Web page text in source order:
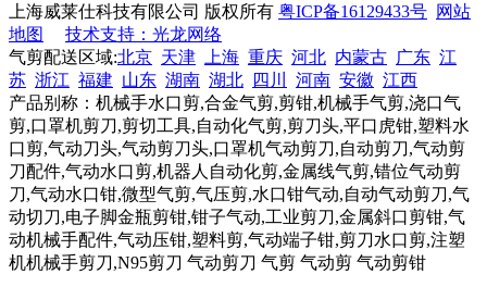
上海威莱仕科技有限公司 版权所有 粤ICP备16129433号 网站
地图
技术支持：光龙网络
气剪配送区域:北京 天津 上海 重庆 河北 内蒙古 广东 江
苏 浙江 福建 山东 湖南 湖北 四川 河南 安徽 江西
产品别称：机械手水口剪,合金气剪,剪钳,机械手气剪,浇口气
剪,口罩机剪刀,剪切工具,自动化气剪,剪刀头,平口虎钳,塑料水
口剪,气动刀头,气动剪刀头,口罩机气动剪刀,自动剪刀,气动剪
刀配件,气动水口剪,机器人自动化剪,金属线气剪,错位气动剪
刀,气动水口钳,微型气剪,气压剪,水口钳气动,自动气动剪刀,气
动切刀,电子脚金瓶剪钳,钳子气动,工业剪刀,金属斜口剪钳,气
动机械手配件,气动压钳,塑料剪,气动端子钳,剪刀水口剪,注塑
机机械手剪刀,N95剪刀 气动剪刀 气剪 气动剪 气动剪钳